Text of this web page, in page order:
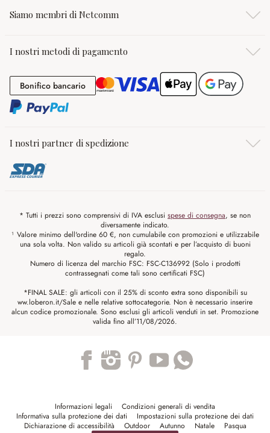
Siamo membri di Netcomm
I nostri metodi di pagamento
Bonifico bancarioBonifico bancario
I nostri partner di spedizione
* Tutti i prezzi sono comprensivi di IVA esclusi spese di consegna, se non
diversamente indicato.
¹ Valore minimo dell'ordine 60 €, non cumulabile con promozioni e utilizzabile
una sola volta. Non valido su articoli già scontati e per l’acquisto di buoni
regalo.
Numero di licenza del marchio FSC: FSC-C136992 (Solo i prodotti
contrassegnati come tali sono certificati FSC)
*FINAL SALE: gli articoli con il 25% di sconto extra sono disponibili su
ww.loberon.it/Sale e nelle relative sottocategorie. Non è necessario inserire
alcun codice promozionale. Sono esclusi gli articoli venduti in set. Promozione
valida fino all’11/08/2026.
Informazioni legali
Condizioni generali di vendita
Informativa sulla protezione dei dati
Impostazioni sulla protezione dei dati
Dichiarazione di accessibilità
Outdoor Autunno Natale Pasqua